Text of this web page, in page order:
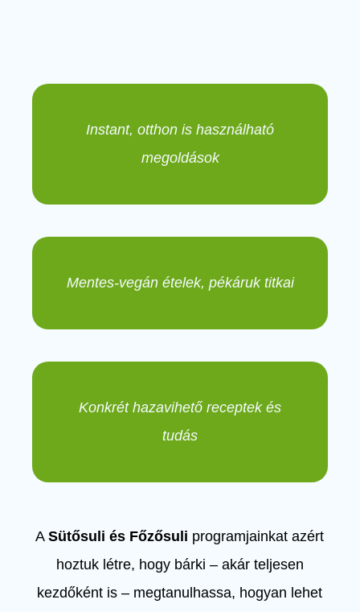
Instant, otthon is használható
megoldások
Mentes-vegán ételek, pékáruk titkai
Konkrét hazavihető receptek és
tudás
ASütősuli és Főzősuli programjainkat azért
hoztuk létre, hogy bárki – akár teljesen
kezdőként is – megtanulhassa, hogyan lehet